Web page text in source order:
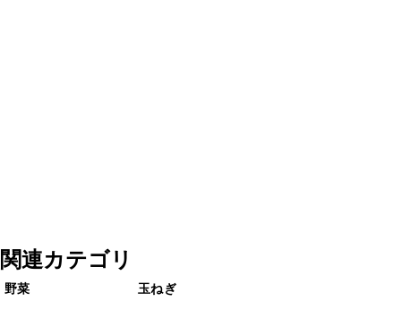
関連カテゴリ
野菜
玉ねぎ